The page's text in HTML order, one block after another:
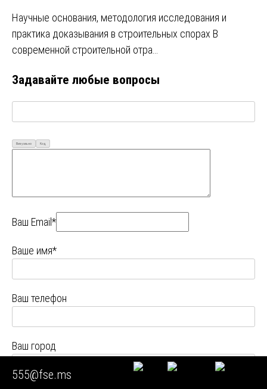
Научные основания, методология исследования и
практика доказывания в строительных спорах В
современной строительной отра…
Задавайте любые вопросы
Визуально Код
Ваш Email*
Ваше имя*
Ваш телефон
Ваш город
555@fse.ms